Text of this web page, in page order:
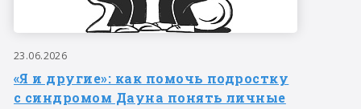
23.06.2026
«Я и другие»: как помочь подростку
с синдромом Дауна понять личные